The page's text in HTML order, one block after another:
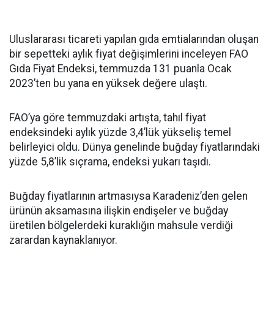
Uluslararası ticareti yapılan gıda emtialarından oluşan
bir sepetteki aylık fiyat değişimlerini inceleyen FAO
Gıda Fiyat Endeksi, temmuzda 131 puanla Ocak
2023’ten bu yana en yüksek değere ulaştı.
FAO’ya göre temmuzdaki artışta, tahıl fiyat
endeksindeki aylık yüzde 3,4’lük yükseliş temel
belirleyici oldu. Dünya genelinde buğday fiyatlarındaki
yüzde 5,8’lik sıçrama, endeksi yukarı taşıdı.
Buğday fiyatlarının artmasıysa Karadeniz’den gelen
ürünün aksamasına ilişkin endişeler ve buğday
üretilen bölgelerdeki kuraklığın mahsule verdiği
zarardan kaynaklanıyor.